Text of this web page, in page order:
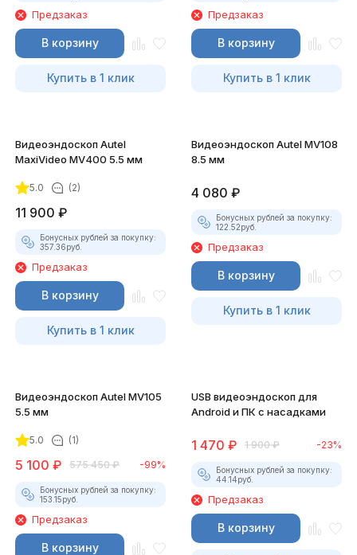
Предзаказ
В корзину
Купить в 1 клик
Предзаказ
В корзину
Купить в 1 клик
Видеоэндоскоп Autel
MaxiVideo MV400 5.5 мм
5.0 (2)
11 900 ₽
Бонусных рублей за покупку:
357.36руб.
Предзаказ
В корзину
Купить в 1 клик
Видеоэндоскоп Autel MV108
8.5 мм
4 080 ₽
Бонусных рублей за покупку:
122.52руб.
Предзаказ
В корзину
Купить в 1 клик
Видеоэндоскоп Autel MV105
5.5 мм
5.0 (1)
5 100 ₽ 575 450 ₽ -99%
Бонусных рублей за покупку:
153.15руб.
Предзаказ
В корзину
USB видеоэндоскоп для
Android и ПК с насадками
1 470 ₽ 1 900 ₽ -23%
Бонусных рублей за покупку:
44.14руб.
Предзаказ
В корзину